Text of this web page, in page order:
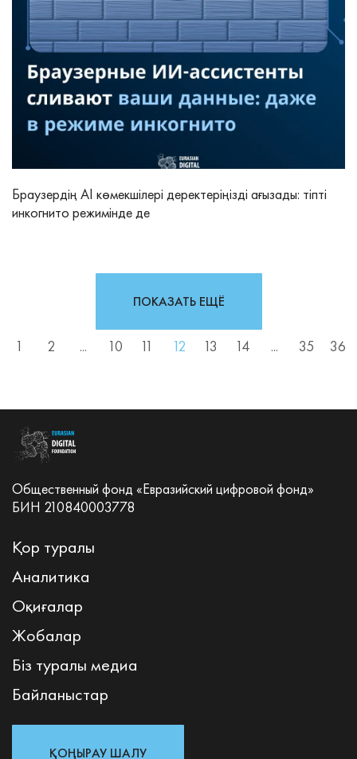
Браузердің AI көмекшілері деректеріңізді ағызады: тіпті
инкогнито режимінде де
1 2 ... 10 11 12 13 14 ... 35 36
ПОКАЗАТЬ ЕЩЁ
Общественный фонд «Евразийский цифровой фонд»
БИН 210840003778
Қор туралы
Аналитика
Оқиғалар
Жобалар
Біз туралы медиа
Байланыстар
ҚОҢЫРАУ ШАЛУ